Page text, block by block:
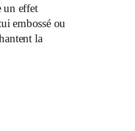
un effet
embossé ou
la